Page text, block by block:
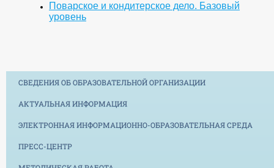
Поварское и кондитерское дело. Базовый
уровень
СВЕДЕНИЯ ОБ ОБРАЗОВАТЕЛЬНОЙ ОРГАНИЗАЦИИ
АКТУАЛЬНАЯ ИНФОРМАЦИЯ
ЭЛЕКТРОННАЯ ИНФОРМАЦИОННО-ОБРАЗОВАТЕЛЬНАЯ СРЕДА
ПРЕСС-ЦЕНТР